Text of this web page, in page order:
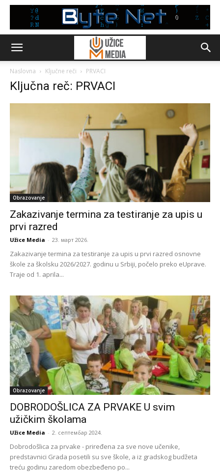
Naslovna Ključne reči PRVACI
Ključna reč: PRVACI
Obrazovanje
Zakazivanje termina za testiranje za upis u
prvi razred
Užice Media - 23. март 2026.
Zakazivanje termina za testiranje za upis u prvi razred osnovne
škole za školsku 2026/2027. godinu u Srbiji, počelo preko eUprave.
Traje od 1. aprila...
Obrazovanje
DOBRODOŠLICA ZA PRVAKE U svim
užičkim školama
Užice Media - 2. септембар 2024.
Dobrodošlica za prvake - priređena za sve nove učenike,
predstavnici Grada posetili su sve škole, a iz gradskog budžeta
treću godinu zaredom obezbeđeno po...